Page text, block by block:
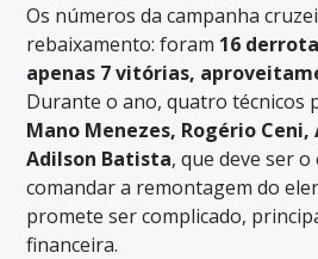
Os números da campanha
rebaixamento: foram 16
apenas 7 vitórias,
Durante o ano, quatro técnicos
Mano Menezes, Rogério Ceni,
Adilson Batista, que deve ser
comandar a remontagem do
promete ser complicado,
financeira.